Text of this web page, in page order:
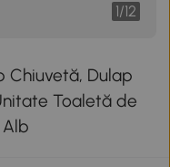
1/12
Chiuvetă, Dulap
Toaletă de
Alb